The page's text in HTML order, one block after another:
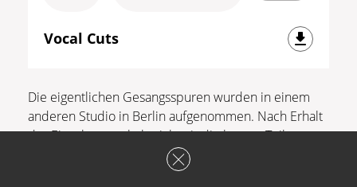
Vocal Cuts
Die eigentlichen Gesangsspuren wurden in einem
anderen Studio in Berlin aufgenommen. Nach Erhalt
der Einzelspuren habe ich mir die besten Teile
zusammengeschnitten und passend zurecht gewarpt.
Manche Stellen wurden mit Melodyne